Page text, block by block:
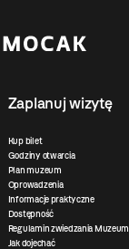
Zaplanuj wizytę
Kup bilet
Godziny otwarcia
Plan muzeum
Oprowadzenia
Informacje praktyczne
Dostępność
Regulamin zwiedzania Muzeum
Jak dojechać